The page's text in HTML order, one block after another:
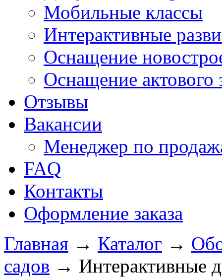
Мобильные классы
Интерактивные
Оснащение
Оснащение актового
Отзывы
Вакансии
Менеджер по
FAQ
Контакты
Оформление заказа
Главная → Каталог →
садов → Интерактивные